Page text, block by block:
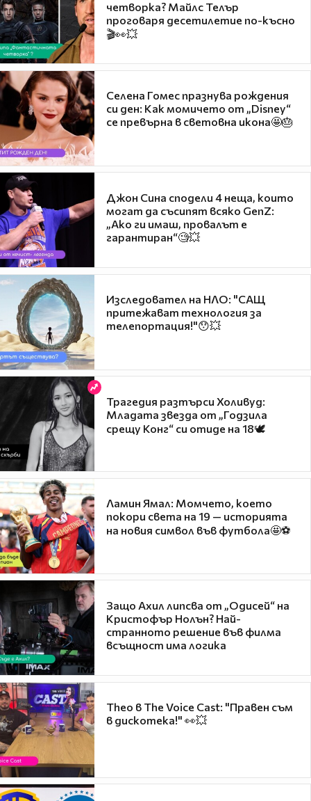
четворка? Майлс Телър
проговаря десетилетие по-късно
🎬👀💥
Селена Гомес празнува рождения
си ден: Как момичето от „Disney“
се превърна в световна икона🤩🎂
Джон Сина сподели 4 неща, които
могат да съсипят всяко GenZ:
„Ако ги имаш, провалът е
гарантиран“🧐💥
Изследовател на НЛО: "САЩ
притежават технология за
телепортация!"😯💥
Трагедия разтърси Холивуд:
Младата звезда от „Годзила
срещу Конг“ си отиде на 18🕊️
Ламин Ямал: Момчето, което
покори света на 19 — историята
на новия символ във футбола🤩⚽
Защо Ахил липсва от „Одисей“ на
Кристофър Нолън? Най-
странното решение във филма
всъщност има логика
Theo в The Voice Cast: "Правен съм
в дискотека!" 👀💥